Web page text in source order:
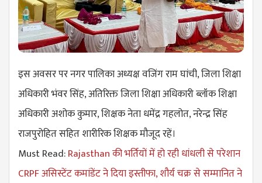
इस अवसर पर नगर पालिका अध्यक्ष वजिंग राम घांची, जिला शिक्षा
अधिकारी भंवर सिंह, अतिरिक्त जिला शिक्षा अधिकारी ब्लॉक शिक्षा
अधिकारी अशोक कुमार, शिक्षक नेता धमेंद्र गहलोत, नरेन्द्र सिंह
राजपुरोहित सहित शारीरिक शिक्षक मौजूद रहें।
Must Read:Rajasthan की भर्तियों में हो रही धांधली से परेशान
CRPF असिस्टेंट कमांडेंट ने दिया इस्तीफा, शौर्य चक्र से सम्मानित ने